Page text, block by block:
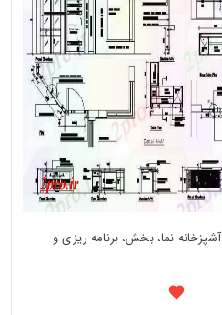
نما، بخش، برنامه ریزی و